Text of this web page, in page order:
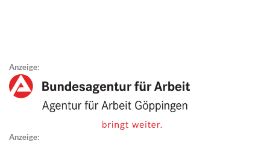
Anzeige:
Anzeige: